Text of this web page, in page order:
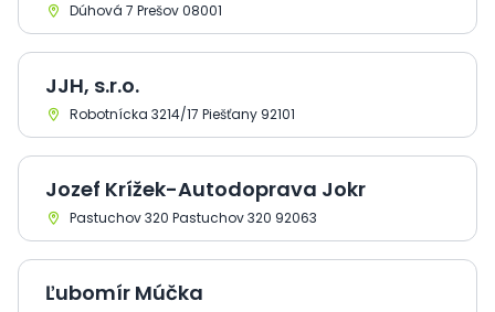
Dúhová 7 Prešov 08001
JJH, s.r.o.
Robotnícka 3214/17 Piešťany 92101
Jozef Krížek-Autodoprava Jokr
Pastuchov 320 Pastuchov 320 92063
Ľubomír Múčka